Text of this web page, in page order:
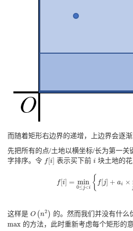
而随着矩形右边界的递增，上边界会逐渐
先把所有的点/土地以横坐标/长为第一关
字排序。令 f[ i]
f[i] 表示买下前 i
i块土地的
f [i] = min
0≤ j<i { f[j] + ai ×
<i
这样是 O (n2 )
O n ) 的。然而我们并没有什么
max
max 的方法，此时重新考虑每个矩形的意